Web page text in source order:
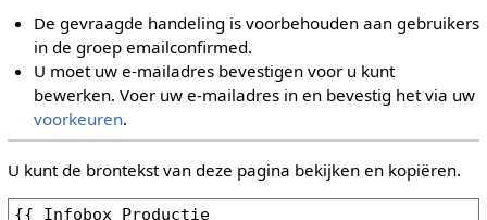
De gevraagde handeling is voorbehouden aan gebruikers
in de groep emailconfirmed.
U moet uw e-mailadres bevestigen voor u kunt
bewerken. Voer uw e-mailadres in en bevestig het via uw
voorkeuren.
U kunt de brontekst van deze pagina bekijken en kopiëren.